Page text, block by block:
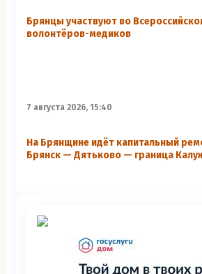
Брянцы участвуют во
волонтёров-медиков
7 августа 2026, 15:40
На Брянщине идёт капитальный
Брянск — Дятьково — граница